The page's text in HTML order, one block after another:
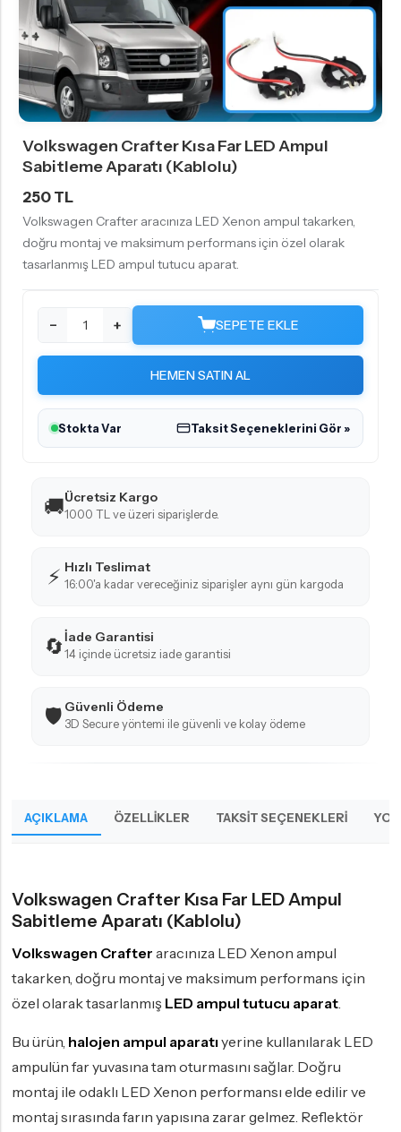
Volkswagen Crafter Kısa Far LED Ampul
Sabitleme Aparatı (Kablolu)
250 TL
Volkswagen Crafter aracınıza LED Xenon ampul takarken,
doğru montaj ve maksimum performans için özel olarak
tasarlanmış LED ampul tutucu aparat.
− + SEPETE EKLE
HEMEN SATIN AL
Stokta Var Taksit Seçeneklerini Gör »
🚚Ücretsiz Kargo
1000 TL ve üzeri siparişlerde.
⚡ Hızlı Teslimat
16:00'a kadar vereceğiniz siparişler aynı gün kargoda
🔄İade Garantisi
14 içinde ücretsiz iade garantisi
🛡️ Güvenli Ödeme
3D Secure yöntemi ile güvenli ve kolay ödeme
AÇIKLAMA ÖZELLIKLER TAKSIT SEÇENEKLERI
Volkswagen Crafter Kısa Far LED Ampul
Sabitleme Aparatı (Kablolu)
Volkswagen Crafter aracınıza LED Xenon ampul
takarken, doğru montaj ve maksimum performans için
özel olarak tasarlanmış LED ampul tutucu aparat.
Bu ürün, halojen ampul aparatıyerine kullanılarak LED
ampulün far yuvasına tam oturmasını sağlar. Doğru
montaj ile odaklı LED Xenon performansı elde edilir ve
montaj sırasında farın yapısına zarar gelmez. Reflektör